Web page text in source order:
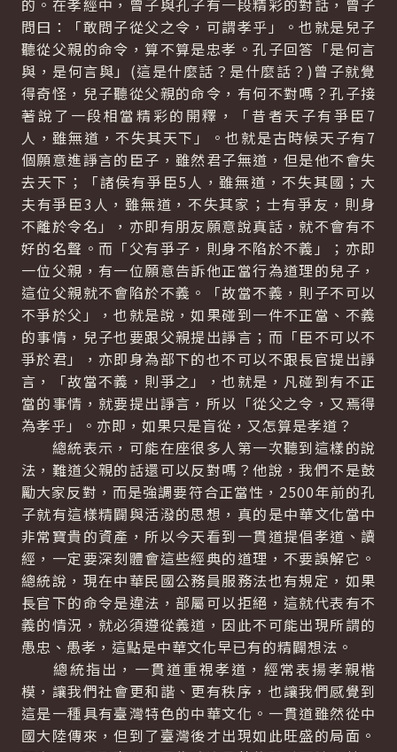
的。在孝經中，曾子與孔子有一段精彩的對話，曾子
問曰：「敢問子從父之令，可謂孝乎」。也就是兒子
聽從父親的命令，算不算是忠孝。孔子回答「是何言
與，是何言與」(這是什麼話？是什麼話？)曾子就覺
得奇怪，兒子聽從父親的命令，有何不對嗎？孔子接
著說了一段相當精彩的開釋，「昔者天子有爭臣7
人，雖無道，不失其天下」。也就是古時候天子有7
個願意進諍言的臣子，雖然君子無道，但是他不會失
去天下；「諸侯有爭臣5人，雖無道，不失其國；大
夫有爭臣3人，雖無道，不失其家；士有爭友，則身
不離於令名」，亦即有朋友願意說真話，就不會有不
好的名聲。而「父有爭子，則身不陷於不義」；亦即
一位父親，有一位願意告訴他正當行為道理的兒子，
這位父親就不會陷於不義。「故當不義，則子不可以
不爭於父」，也就是說，如果碰到一件不正當、不義
的事情，兒子也要跟父親提出諍言；而「臣不可以不
爭於君」，亦即身為部下的也不可以不跟長官提出諍
言，「故當不義，則爭之」，也就是，凡碰到有不正
當的事情，就要提出諍言，所以「從父之令，又焉得
為孝乎」。亦即，如果只是盲從，又怎算是孝道？
總統表示，可能在座很多人第一次聽到這樣的說
法，難道父親的話還可以反對嗎？他說，我們不是鼓
勵大家反對，而是強調要符合正當性，2500年前的孔
子就有這樣精闢與活潑的思想，真的是中華文化當中
非常寶貴的資產，所以今天看到一貫道提倡孝道、讀
經，一定要深刻體會這些經典的道理，不要誤解它。
總統說，現在中華民國公務員服務法也有規定，如果
長官下的命令是違法，部屬可以拒絕，這就代表有不
義的情況，就必須遵從義道，因此不可能出現所謂的
愚忠、愚孝，這點是中華文化早已有的精闢想法。
總統指出，一貫道重視孝道，經常表揚孝親楷
模，讓我們社會更和諧、更有秩序，也讓我們感覺到
這是一種具有臺灣特色的中華文化。一貫道雖然從中
國大陸傳來，但到了臺灣後才出現如此旺盛的局面。